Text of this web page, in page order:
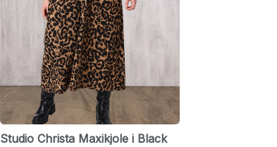
Studio Christa Maxikjole i Black